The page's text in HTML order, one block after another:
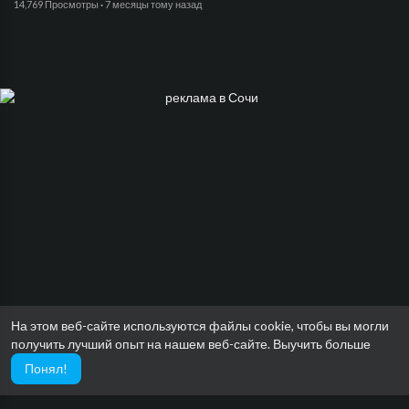
На этом веб-сайте используются файлы cookie, чтобы вы могли
получить лучший опыт на нашем веб-сайте. Выучить больше
Понял!
14,769 Просмотры ·7 месяцы тому назад